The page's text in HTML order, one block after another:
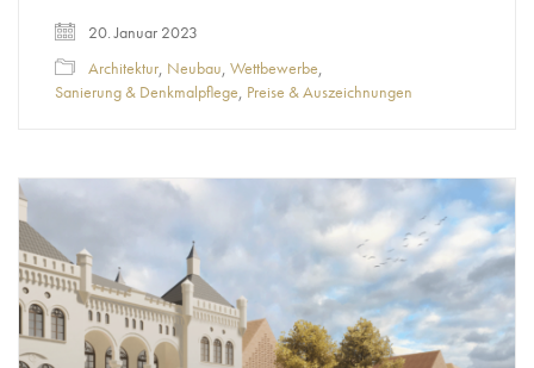
20. Januar 2023
Architektur, Neubau, Wettbewerbe,
Sanierung & Denkmalpflege, Preise & Auszeichnungen